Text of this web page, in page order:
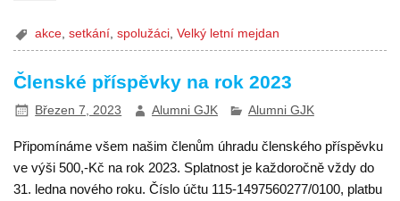
akce ,setkání ,spolužáci ,Velký letní mejdan
Členské příspěvky na rok 2023
Březen 7, 2023 Alumni GJK Alumni GJK
Připomínáme všem našim členům úhradu členského příspěvku
ve výši 500,-Kč na rok 2023. Splatnost je každoročně vždy do
31. ledna nového roku. Číslo účtu 115-1497560277/0100, platbu